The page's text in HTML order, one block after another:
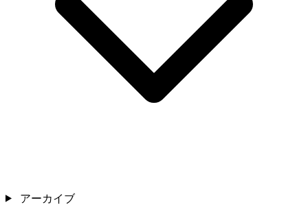
アーカイブ